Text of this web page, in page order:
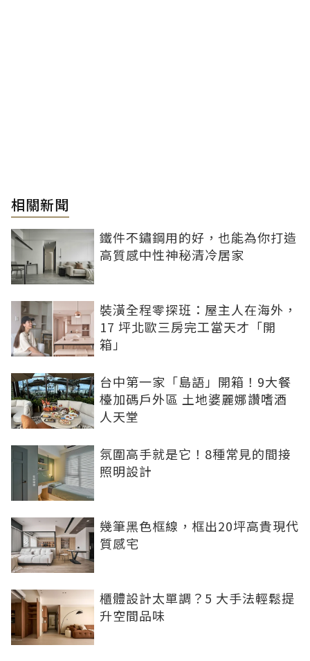
相關新聞
鐵件不鏽鋼用的好，也能為你打造
高質感中性神秘清冷居家
裝潢全程零探班：屋主人在海外，
17 坪北歐三房完工當天才「開
箱」
台中第一家「島語」開箱！9大餐
檯加碼戶外區 土地婆麗娜讚嗜酒
人天堂
氛圍高手就是它！8種常見的間接
照明設計
幾筆黑色框線，框出20坪高貴現代
質感宅
櫃體設計太單調？5 大手法輕鬆提
升空間品味